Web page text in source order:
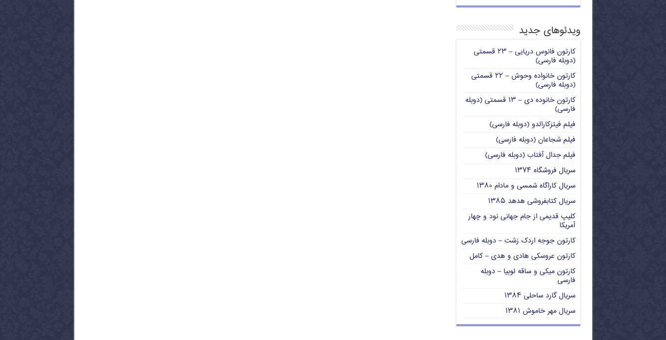
ویدئوهای جدید
کارتون فانوس دریایی – ۲۳ قسمتی
(دوبله فارسی)
کارتون خانواده وحوش – ۲۲ قسمتی
(دوبله فارسی)
کارتون خانوده دی – ۱۳ قسمتی (دوبله
فارسی)
فیلم فیتزکارالدو (دوبله فارسی)
فیلم شجاعان (دوبله فارسی)
فیلم جدال آفتاب (دوبله فارسی)
سریال فروشگاه ۱۳۷۴
سریال کاراگاه شمسی و مادام ۱۳۸۰
سریال کتابفروشی هدهد ۱۳۸۵
کلیپ قدیمی از جام جهانی نود و چهار
آمریکا
کارتون جوجه اردک زشت – دوبله فارسی
کارتون عروسکی هادی و هدی – کامل
کارتون میکی و ساقه لوبیا – دوبله
فارسی
سریال گارد ساحلی ۱۳۸۴
سریال مهر خاموش ۱۳۸۱